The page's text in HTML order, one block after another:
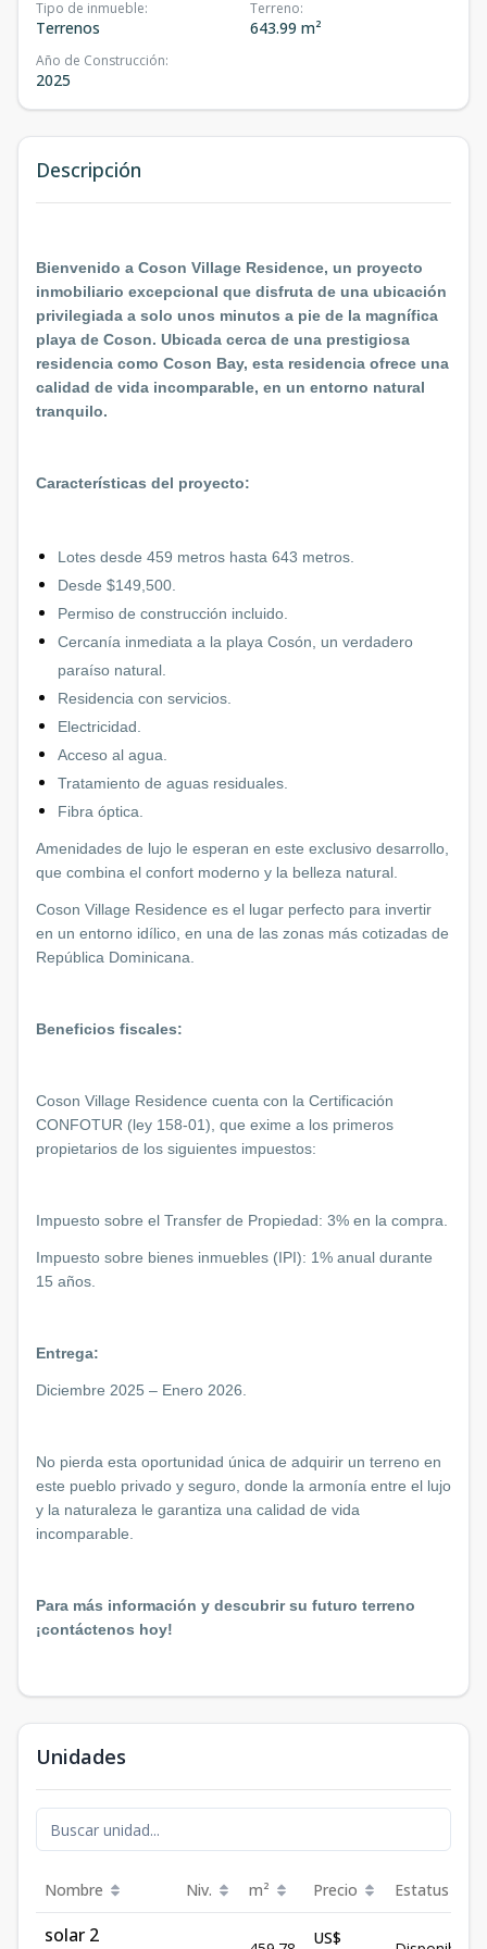
Tipo de inmueble:
Terrenos
Terreno:
643.99 m²
Año de Construcción:
2025
Descripción
Bienvenido a Coson Village Residence, un proyecto
inmobiliario excepcional que disfruta de una ubicación
privilegiada a solo unos minutos a pie de la magnífica
playa de Coson. Ubicada cerca de una prestigiosa
residencia como Coson Bay, esta residencia ofrece una
calidad de vida incomparable, en un entorno natural
tranquilo.
Características del proyecto:
Lotes desde 459 metros hasta 643 metros.
Desde $149,500.
Permiso de construcción incluido.
Cercanía inmediata a la playa Cosón, un verdadero
paraíso natural.
Residencia con servicios.
Electricidad.
Acceso al agua.
Tratamiento de aguas residuales.
Fibra óptica.
Amenidades de lujo le esperan en este exclusivo desarrollo,
que combina el confort moderno y la belleza natural.
Coson Village Residence es el lugar perfecto para invertir
en un entorno idílico, en una de las zonas más cotizadas de
República Dominicana.
Beneficios fiscales:
Coson Village Residence cuenta con la Certificación
CONFOTUR (ley 158-01), que exime a los primeros
propietarios de los siguientes impuestos:
Impuesto sobre el Transfer de Propiedad: 3% en la compra.
Impuesto sobre bienes inmuebles (IPI): 1% anual durante
15 años.
Entrega:
Diciembre 2025 – Enero 2026.
No pierda esta oportunidad única de adquirir un terreno en
este pueblo privado y seguro, donde la armonía entre el lujo
y la naturaleza le garantiza una calidad de vida
incomparable.
Para más información y descubrir su futuro terreno
¡contáctenos hoy!
Unidades
Nombre Niv. m² Precio Estatus
solar 2 US$